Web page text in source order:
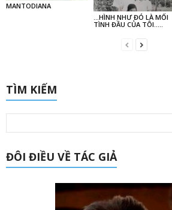
MANTODIANA
…HÌNH NHƯ ĐÓ LÀ MỐI
TÌNH ĐẦU CỦA TÔI…..
TÌM KIẾM
ĐÔI ĐIỀU VỀ TÁC GIẢ